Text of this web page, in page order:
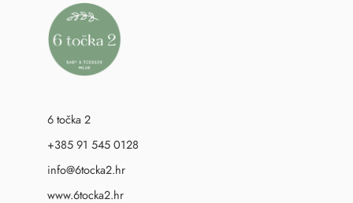
6 točka 2
+385 91 545 0128
info@6tocka2.hr
www.6tocka2.hr